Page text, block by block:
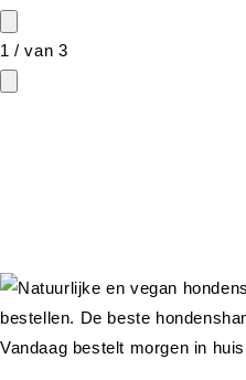
1 /van 3